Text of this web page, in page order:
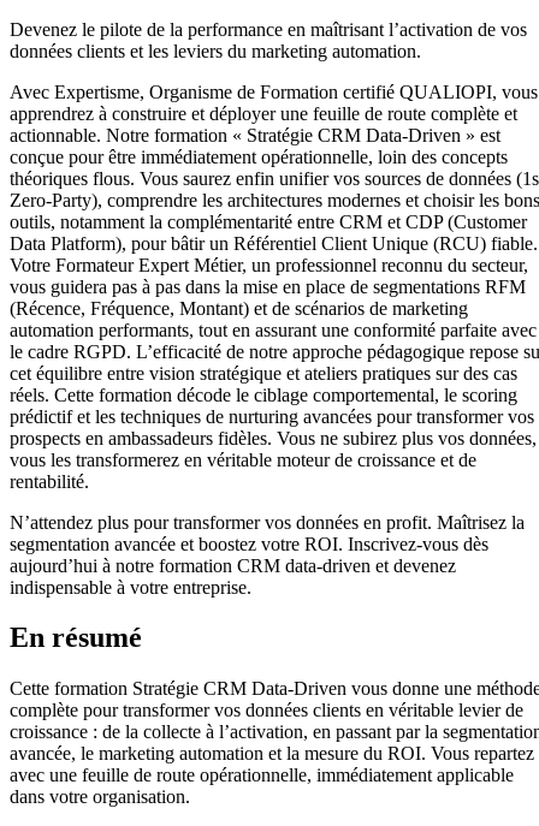
Devenez le pilote de la performance en maîtrisant l’activation de vos
données clients et les leviers du marketing automation.
Avec Expertisme, Organisme de Formation certifié QUALIOPI, vous
apprendrez à construire et déployer une feuille de route complète et
actionnable. Notre formation « Stratégie CRM Data-Driven » est
conçue pour être immédiatement opérationnelle, loin des concepts
théoriques flous. Vous saurez enfin unifier vos sources de données
Zero-Party), comprendre les architectures modernes et choisir les bons
outils, notamment la complémentarité entre CRM et CDP (Customer
Data Platform), pour bâtir un Référentiel Client Unique (RCU) fiable.
Votre Formateur Expert Métier, un professionnel reconnu du secteur,
vous guidera pas à pas dans la mise en place de segmentations RFM
(Récence, Fréquence, Montant) et de scénarios de marketing
automation performants, tout en assurant une conformité parfaite avec
le cadre RGPD. L’efficacité de notre approche pédagogique repose
cet équilibre entre vision stratégique et ateliers pratiques sur des cas
réels. Cette formation décode le ciblage comportemental, le scoring
prédictif et les techniques de nurturing avancées pour transformer vos
prospects en ambassadeurs fidèles. Vous ne subirez plus vos données,
vous les transformerez en véritable moteur de croissance et de
rentabilité.
N’attendez plus pour transformer vos données en profit. Maîtrisez la
segmentation avancée et boostez votre ROI. Inscrivez-vous dès
aujourd’hui à notre formation CRM data-driven et devenez
indispensable à votre entreprise.
En résumé
Cette formation Stratégie CRM Data-Driven vous donne une
complète pour transformer vos données clients en véritable levier de
croissance : de la collecte à l’activation, en passant par la
avancée, le marketing automation et la mesure du ROI. Vous repartez
avec une feuille de route opérationnelle, immédiatement applicable
dans votre organisation.